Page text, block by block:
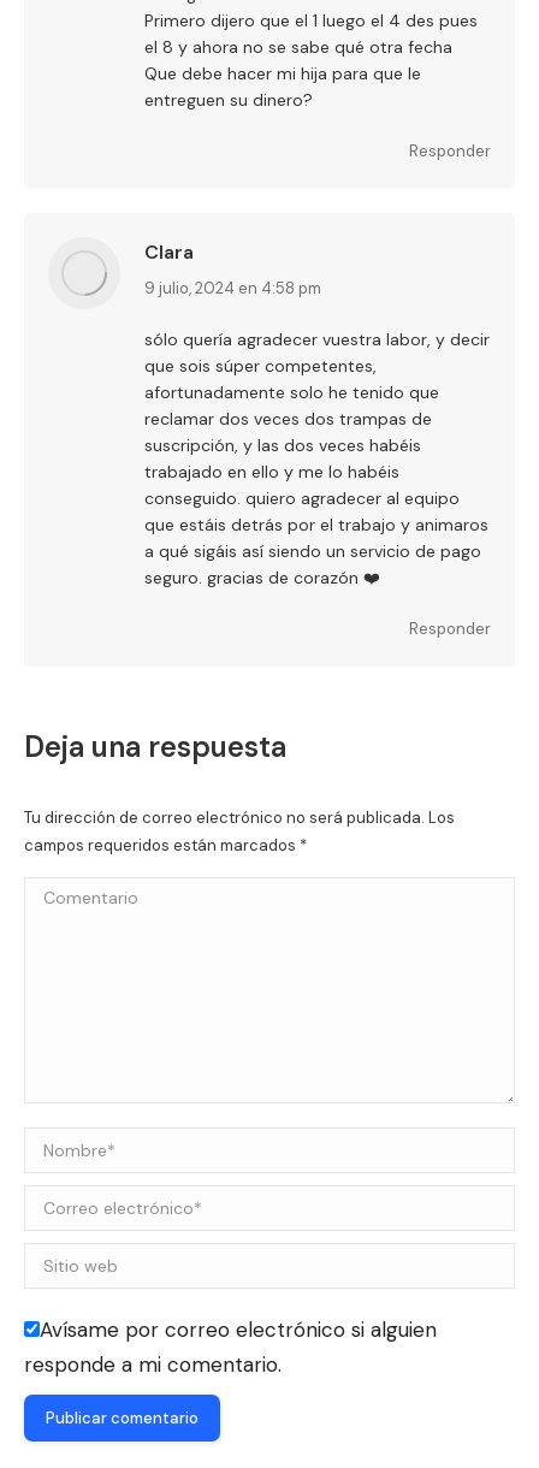
Primero dijero que el 1 luego el 4 des pues
el 8 y ahora no se sabe qué otra fecha
Que debe hacer mi hija para que le
entreguen su dinero?
Responder
Clara
dice:
9 julio, 2024 en 4:58 pm
sólo quería agradecer vuestra labor, y decir
que sois súper competentes,
afortunadamente solo he tenido que
reclamar dos veces dos trampas de
suscripción, y las dos veces habéis
trabajado en ello y me lo habéis
conseguido. quiero agradecer al equipo
que estáis detrás por el trabajo y animaros
a qué sigáis así siendo un servicio de pago
seguro. gracias de corazón ❤️
Responder
Deja una respuesta
Tu dirección de correo electrónico no será publicada. Los
campos requeridos están marcados *
Comentario
Nombre *
Correo electrónico *
Sitio web
Avísame por correo electrónico si alguien
responde a mi comentario.
Publicar comentario